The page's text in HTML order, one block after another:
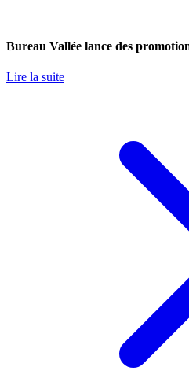
Bureau Vallée lance des
Lire la suite